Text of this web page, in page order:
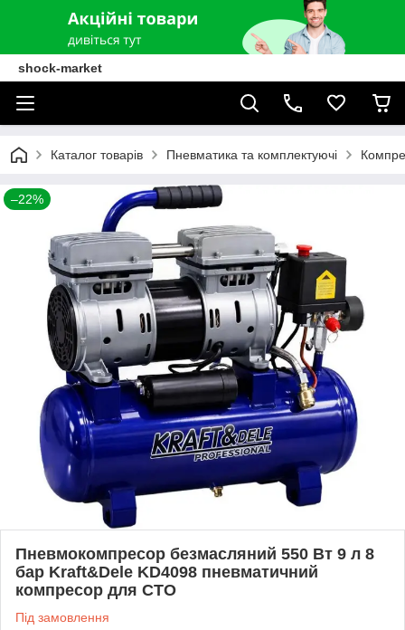
shock-market
Каталог товарів Пневматика та комплектуючі
–22%
Пневмокомпресор безмасляний 550 Вт 9 л 8
бар Kraft&Dele KD4098 пневматичний
компресор для СТО
Під замовлення